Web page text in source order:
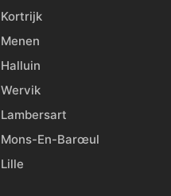
Kortrijk
Menen
Halluin
Wervik
Lambersart
Mons-En-Barœul
Lille